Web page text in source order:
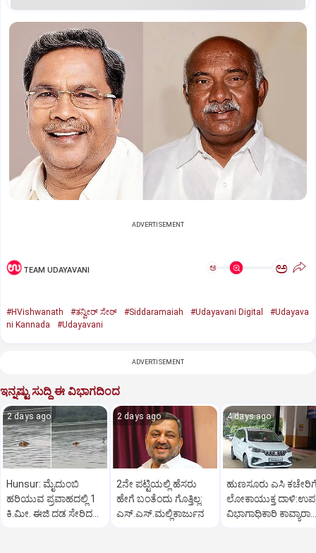
ADVERTISEMENT
TEAM UDAYAVANI ಅ ಅ
#HVishwanath #ತನ್ವೀರ್ ಸೇಠ್ #Siddaramaiah #Udayavani Digital
#Udayava
ni Kannada
#Udayavani
ADVERTISEMENT
ಇನ್ನಷ್ಟು ಸುದ್ದಿ ಈ ವಿಭಾಗದಿಂದ
2 days ago
Hunsur: ಮೈದುಂಬಿ
ಹರಿಯುವ ಪ್ರವಾಹದಲ್ಲಿ 1
ಕಿ.ಮೀ. ಈಜಿ ದಡ ಸೇರಿದ
2 days ago
2ನೇ ಪಟ್ಟಿಯಲ್ಲಿ ಹೆಸರು
ಹೇಗೆ ಬಂತೆಂದು ಗೊತ್ತಿಲ್ಲ:
ಎಸ್.ಎಸ್.ಮಲ್ಲಿಕಾರ್ಜುನ
4 days ago
ಹುಣಸೂರು ಎಸಿ
ಲೋಕಾಯುಕ್ತ ದಾಳಿ:ಉಪ
ವಿಭಾಗಾಧಿಕಾರಿ